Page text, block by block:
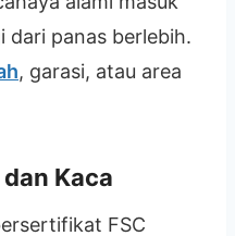
dari panas berlebih.
, garasi, atau area
Kaca
FSC